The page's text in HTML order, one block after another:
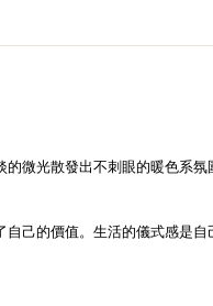
微光散發出不刺眼的暖色系
己的價值。 生活的儀式感是自